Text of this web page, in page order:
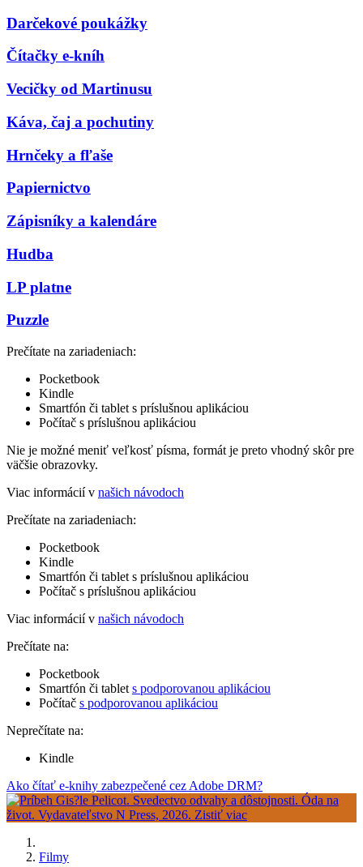
Darčekové poukážky
Čítačky e-kníh
Vecičky od Martinusu
Káva, čaj a pochutiny
Hrnčeky a fľaše
Papiernictvo
Zápisníky a kalendáre
Hudba
LP platne
Puzzle
Prečítate na zariadeniach:
Pocketbook
Kindle
Smartfón či tablet s príslušnou aplikáciou
Počítač s príslušnou aplikáciou
Nie je možné meniť veľkosť písma, formát je preto vhodný skôr pre
väčšie obrazovky.
Viac informácií v našich návodoch
Prečítate na zariadeniach:
Pocketbook
Kindle
Smartfón či tablet s príslušnou aplikáciou
Počítač s príslušnou aplikáciou
Viac informácií v našich návodoch
Prečítate na:
Pocketbook
Smartfón či tablet s podporovanou aplikáciou
Počítač s podporovanou aplikáciou
Neprečítate na:
Kindle
Ako čítať e-knihy zabezpečené cez Adobe DRM?
Filmy